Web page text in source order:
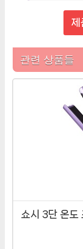
제
관련 상품들
쇼시 3단 온도